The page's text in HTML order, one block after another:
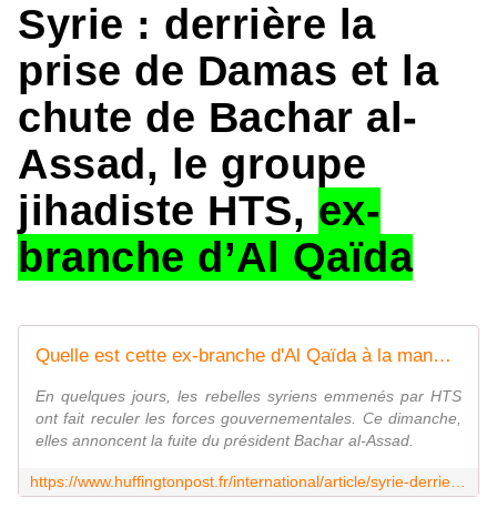
Syrie : derrière la
prise de Damas et la
chute de Bachar al-
Assad, le groupe
jihadiste HTS, ex-
branche d’Al Qaïda
Quelle est cette ex-branche d'Al Qaïda à la manœuvre dans la chute du régime al-Assad ?
En quelques jours, les rebelles syriens emmenés par HTS
ont fait reculer les forces gouvernementales. Ce dimanche,
elles annoncent la fuite du président Bachar al-Assad.